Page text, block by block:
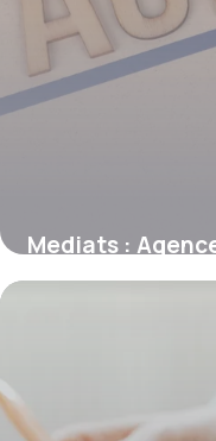
Mediats :
17 juin 2026